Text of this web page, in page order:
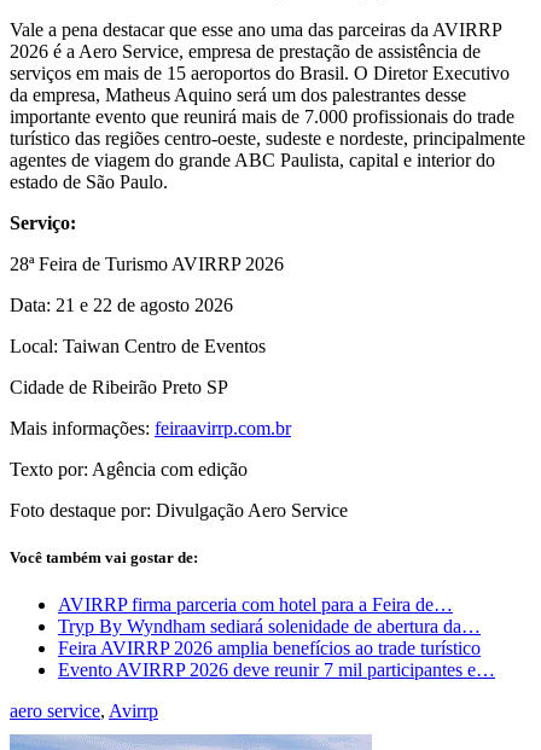
Vale a pena destacar que esse ano uma das parceiras da AVIRRP
2026 é a Aero Service, empresa de prestação de assistência de
serviços em mais de 15 aeroportos do Brasil. O Diretor Executivo
da empresa, Matheus Aquino será um dos palestrantes desse
importante evento que reunirá mais de 7.000 profissionais do trade
turístico das regiões centro-oeste, sudeste e nordeste, principalmente
agentes de viagem do grande ABC Paulista, capital e interior do
estado de São Paulo.
Serviço:
28ª Feira de Turismo AVIRRP 2026
Data: 21 e 22 de agosto 2026
Local: Taiwan Centro de Eventos
Cidade de Ribeirão Preto SP
Mais informações: feiraavirrp.com.br
Texto por: Agência com edição
Foto destaque por: Divulgação Aero Service
Você também vai gostar de:
AVIRRP firma parceria com hotel para a Feira de…
Tryp By Wyndham sediará solenidade de abertura da…
Feira AVIRRP 2026 amplia benefícios ao trade turístico
Evento AVIRRP 2026 deve reunir 7 mil participantes e…
aero service, Avirrp